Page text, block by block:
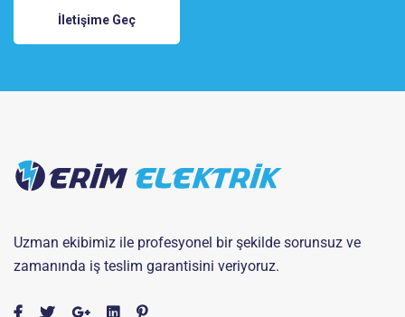
İletişime Geç
Uzman ekibimiz ile profesyonel bir şekilde sorunsuz ve
zamanında iş teslim garantisini veriyoruz.